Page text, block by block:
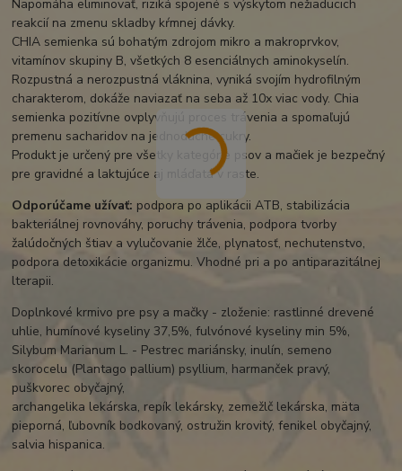
Napomáha eliminovať, riziká spojené s výskytom nežiaducich
reakcií na zmenu skladby kŕmnej dávky.
CHIA semienka sú bohatým zdrojom mikro a makroprvkov,
vitamínov skupiny B, všetkých 8 esenciálnych aminokyselín.
Rozpustná a nerozpustná vláknina, vyniká svojím hydrofilným
charakterom, dokáže naviazať na seba až 10x viac vody. Chia
semienka pozitívne ovplyvňujú proces trávenia a spomaľujú
premenu sacharidov na jednoduché cukry.
Produkt je určený pre všetky kategórie psov a mačiek je bezpečný
pre gravidné a laktujúce aj mláďatá v raste.
Odporúčame užívať: podpora po aplikácii ATB, stabilizácia
bakteriálnej rovnováhy, poruchy trávenia, podpora tvorby
žalúdočných štiav a vylučovanie žlče, plynatosť, nechutenstvo,
podpora detoxikácie organizmu. Vhodné pri a po antiparazitálnej
lterapii.
Doplnkové krmivo pre psy a mačky - zloženie: rastlinné drevené
uhlie, humínové kyseliny 37,5%, fulvónové kyseliny min 5%,
Silybum Marianum L. - Pestrec mariánsky, inulín, semeno
skorocelu (Plantago pallium) psyllium, harmanček pravý,
puškvorec obyčajný,
archangelika lekárska, repík lekársky, zemežlč lekárska, mäta
pieporná, ľubovník bodkovaný, ostružin krovitý, fenikel obyčajný,
salvia hispanica.